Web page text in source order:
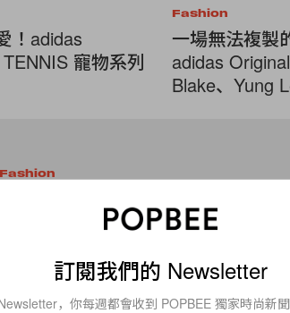
！adidas
寵物系列
Fashion
一場無法複製
adidas
Blake、Yung
Fashion
Pharrell Williams x
據悉，Pharrell Williams 與 adidas Originals 在其
一個新的領域。 Skateboard P 與 adidas Originals
訂閱我們的 Newsletter
，你每週都會收到 POPBEE 獨家時尚新聞